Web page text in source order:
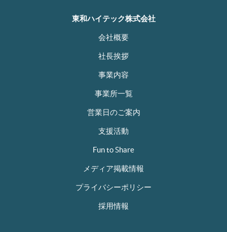
東和ハイテック株式会社
会社概要
社長挨拶
事業内容
事業所一覧
営業日のご案内
支援活動
Fun to Share
メディア掲載情報
プライバシーポリシー
採用情報